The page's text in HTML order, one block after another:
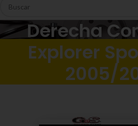
Derecha
Explorer
2005/